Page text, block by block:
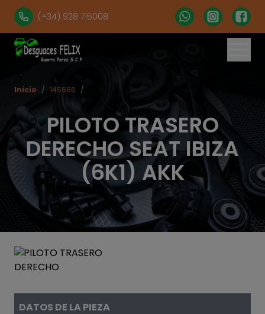
(+34) 928 715008
PILOTO TRASERO
DERECHO SEAT IBIZA
(6K1) AKK
Inicio / 145666 /
DATOS DE LA PIEZA